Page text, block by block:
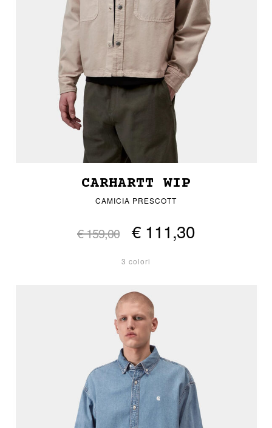
CARHARTT WIP
CAMICIA PRESCOTT
€ 159,00 € 111,30
3 colori